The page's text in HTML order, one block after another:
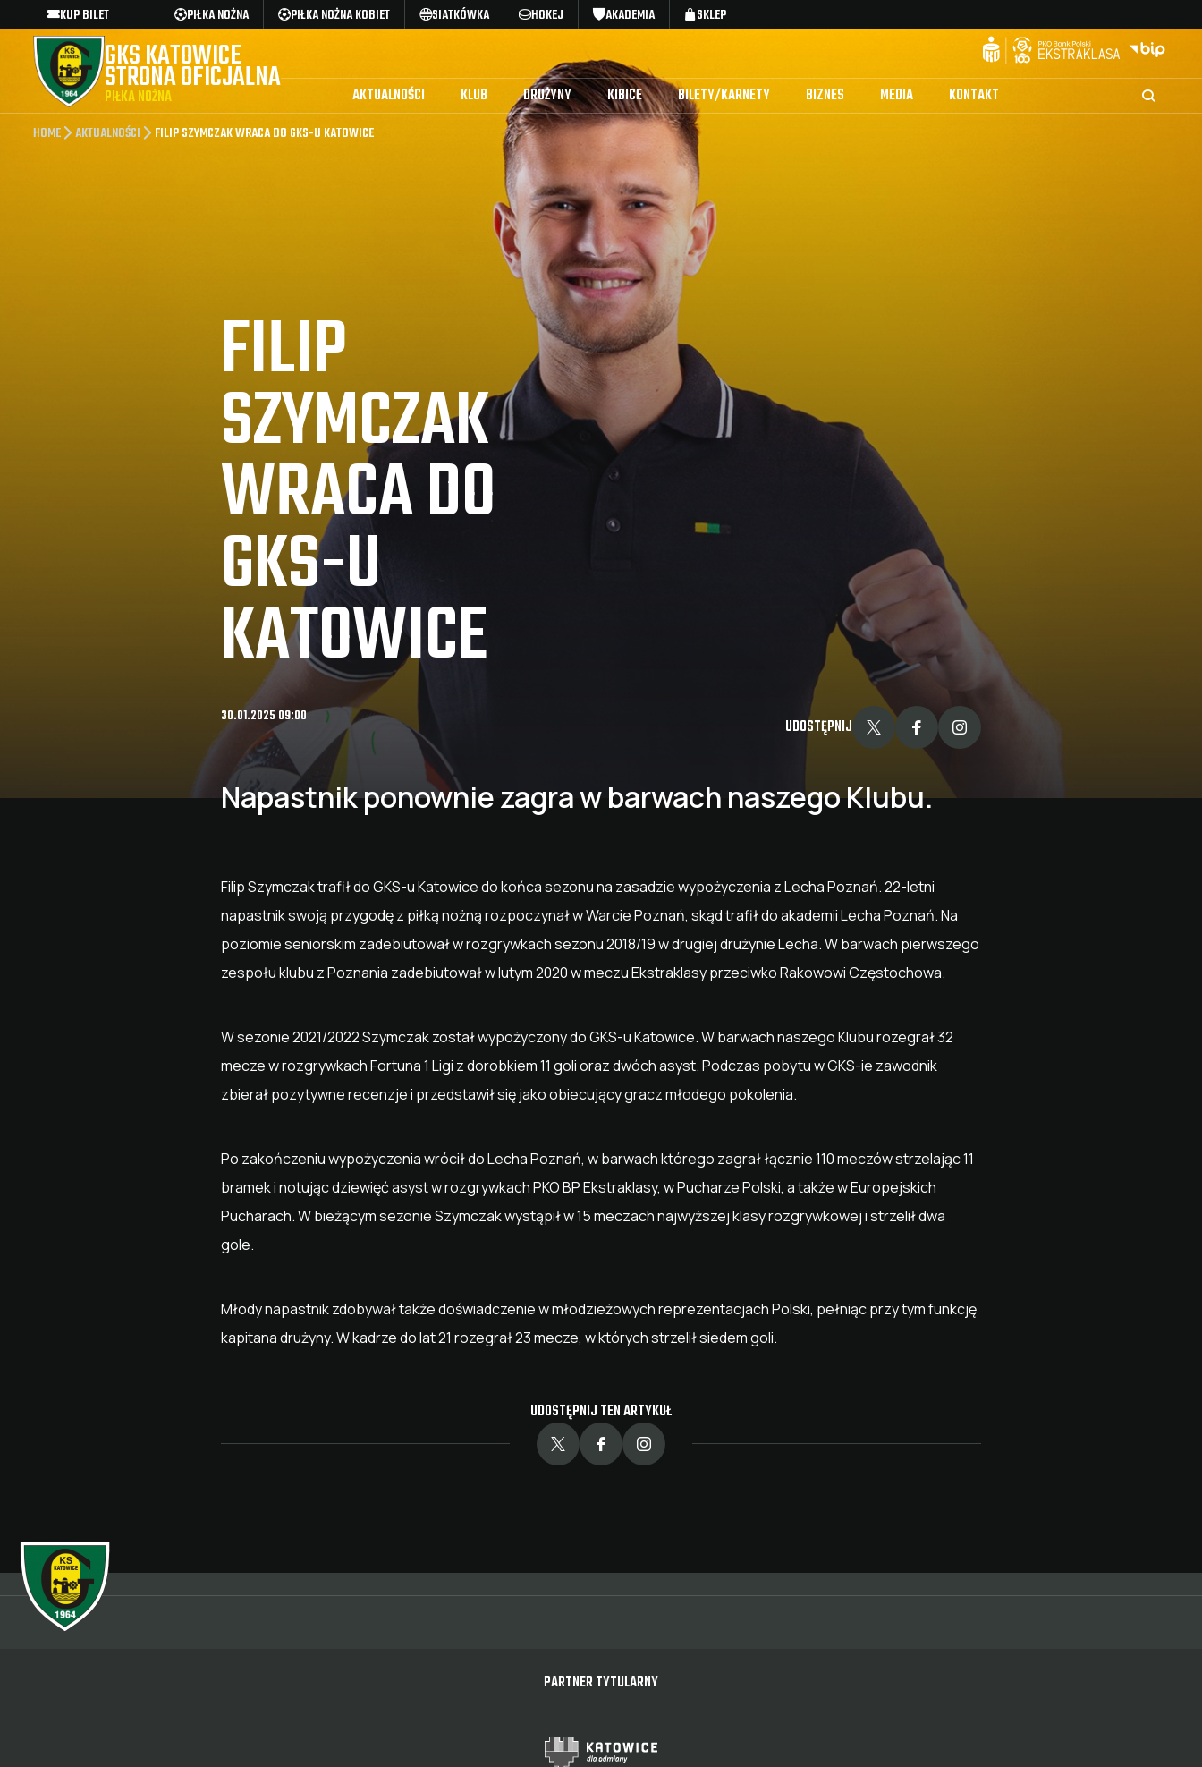
KUP BILET PIŁKA NOŻNA PIŁKA NOŻNA KOBIET SIATKÓWKA HOKEJ AKADEMIA SKLEP
GKS KATOWICE
STRONA OFICJALNA
PIŁKA NOŻNA AKTUALNOŚCI KLUB DRUŻYNY KIBICE BILETY/KARNETY BIZNES MEDIA KONTAKT
HOME AKTUALNOŚCI FILIP SZYMCZAK WRACA DO GKS-U KATOWICE
FILIP
SZYMCZAK
WRACA DO
GKS-U
KATOWICE
30.01.2025 09:00 UDOSTĘPNIJ
Napastnik ponownie zagra w barwach naszego Klubu.
Filip Szymczak trafił do GKS-u Katowice do końca sezonu na zasadzie wypożyczenia z Lecha Poznań. 22-letni
napastnik swoją przygodę z piłką nożną rozpoczynał w Warcie Poznań, skąd trafił do akademii Lecha Poznań. Na
poziomie seniorskim zadebiutował w rozgrywkach sezonu 2018/19 w drugiej drużynie Lecha. W barwach pierwszego
zespołu klubu z Poznania zadebiutował w lutym 2020 w meczu Ekstraklasy przeciwko Rakowowi Częstochowa.
W sezonie 2021/2022 Szymczak został wypożyczony do GKS-u Katowice. W barwach naszego Klubu rozegrał 32
mecze w rozgrywkach Fortuna 1 Ligi z dorobkiem 11 goli oraz dwóch asyst. Podczas pobytu w GKS-ie zawodnik
zbierał pozytywne recenzje i przedstawił się jako obiecujący gracz młodego pokolenia.
Po zakończeniu wypożyczenia wrócił do Lecha Poznań, w barwach którego zagrał łącznie 110 meczów strzelając 11
bramek i notując dziewięć asyst w rozgrywkach PKO BP Ekstraklasy, w Pucharze Polski, a także w Europejskich
Pucharach. W bieżącym sezonie Szymczak wystąpił w 15 meczach najwyższej klasy rozgrywkowej i strzelił dwa
gole.
Młody napastnik zdobywał także doświadczenie w młodzieżowych reprezentacjach Polski, pełniąc przy tym funkcję
kapitana drużyny. W kadrze do lat 21 rozegrał 23 mecze, w których strzelił siedem goli.
UDOSTĘPNIJ TEN ARTYKUŁ
PARTNER TYTULARNY